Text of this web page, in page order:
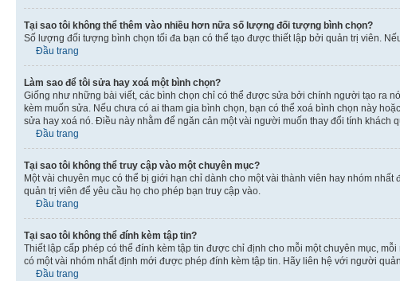
Tại sao tôi không thể thêm vào nhiều hơn nữa số lượng đối tượng bình chọn?
Số lượng đối tượng bình chọn tối đa bạn có thể tạo được thiết lập bởi quản trị viên.
Đầu trang
Làm sao để tôi sửa hay xoá một bình chọn?
Giống như những bài viết, các bình chọn chỉ có thể được sửa bởi chính người tạo ra
kèm muốn sửa. Nếu chưa có ai tham gia bình chọn, bạn có thể xoá bình chọn này
sửa hay xoá nó. Điều này nhằm để ngăn cản một vài người muốn thay đổi tính
Đầu trang
Tại sao tôi không thể truy cập vào một chuyên mục?
Một vài chuyên mục có thể bị giới hạn chỉ dành cho một vài thành viên hay nhóm
quản trị viên để yêu cầu họ cho phép bạn truy cập vào.
Đầu trang
Tại sao tôi không thể đính kèm tập tin?
Thiết lập cấp phép có thể đính kèm tập tin được chỉ định cho mỗi một chuyên mục,
có một vài nhóm nhất định mới được phép đính kèm tập tin. Hãy liên hệ với người
Đầu trang